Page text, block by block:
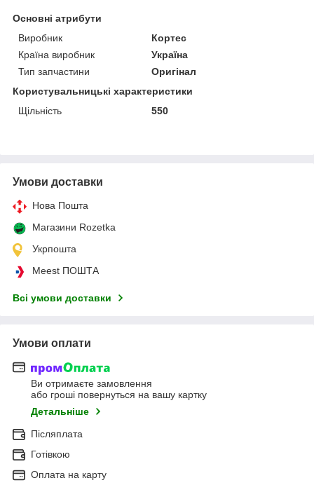
Основні атрибути
Виробник
Кортес
Країна виробник
Україна
Тип запчастини
Оригінал
Користувальницькі характеристики
Щільність
550
Умови доставки
Нова Пошта
Магазини Rozetka
Укрпошта
Meest ПОШТА
Всі умови доставки
Умови оплати
Ви отримаєте замовлення
або гроші повернуться на вашу картку
Детальніше
Післяплата
Готівкою
Оплата на карту